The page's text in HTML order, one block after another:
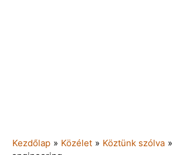
Kezdőlap » Közélet » Köztünk szólva »